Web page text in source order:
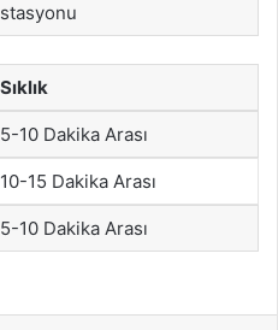
Sıklık
5-10 Dakika Arası
10-15 Dakika Arası
5-10 Dakika Arası